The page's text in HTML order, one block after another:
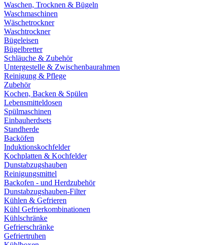
Waschen, Trocknen & Bügeln
Waschmaschinen
Wäschetrockner
Waschtrockner
Bügeleisen
Bügelbretter
Schläuche & Zubehör
Untergestelle & Zwischenbaurahmen
Reinigung & Pflege
Zubehör
Kochen, Backen & Spülen
Lebensmitteldosen
Spülmaschinen
Einbauherdsets
Standherde
Backöfen
Induktionskochfelder
Kochplatten & Kochfelder
Dunstabzugshauben
Reinigungsmittel
Backofen - und Herdzubehör
Dunstabzugshauben-Filter
Kühlen & Gefrieren
Kühl Gefrierkombinationen
Kühlschränke
Gefrierschränke
Gefriertruhen